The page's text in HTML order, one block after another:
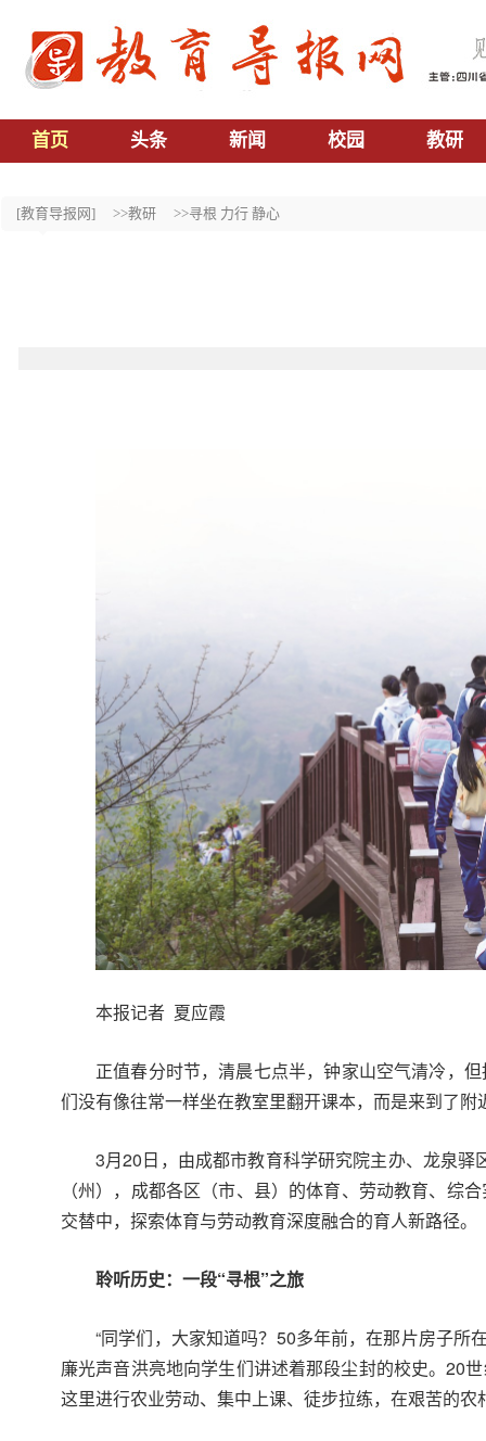
首页 头条 新闻 校园 教研
[教育导报网] >>教研 >>寻根 力行 静心
本报记者 夏应霞
正值春分时节，清晨七点半，钟家山空气清冷，
们没有像往常一样坐在教室里翻开课本，而是来到了
3月20日，由成都市教育科学研究院主办、龙泉
（州），成都各区（市、县）的体育、劳动教育、综
交替中，探索体育与劳动教育深度融合的育人新路径。
聆听历史：一段“寻根”之旅
“同学们，大家知道吗？50多年前，在那片房子
廉光声音洪亮地向学生们讲述着那段尘封的校史。20
这里进行农业劳动、集中上课、徒步拉练，在艰苦的